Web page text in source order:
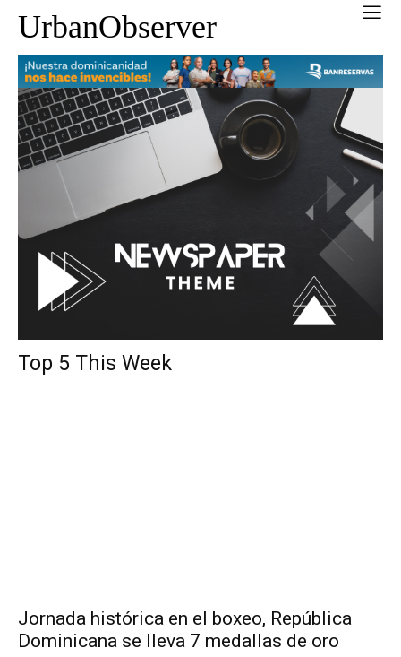
UrbanObserver
Top 5 This Week
Jornada histórica en el boxeo, República
Dominicana se lleva 7 medallas de oro